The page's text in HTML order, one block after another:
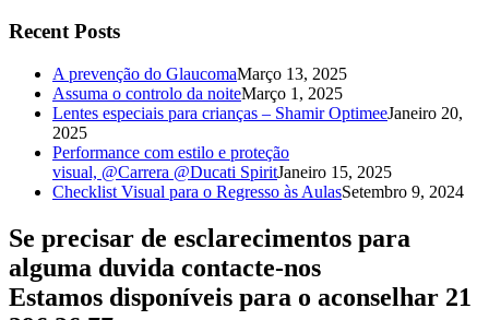
Recent Posts
A prevenção do GlaucomaMarço 13, 2025
Assuma o controlo da noiteMarço 1, 2025
Lentes especiais para crianças – Shamir OptimeeJaneiro 20,
2025
Performance com estilo e proteção
visual, @Carrera @Ducati SpiritJaneiro 15, 2025
Checklist Visual para o Regresso às AulasSetembro 9, 2024
Se precisar de esclarecimentos para
alguma duvida contacte-nos
Estamos disponíveis para o aconselhar 21